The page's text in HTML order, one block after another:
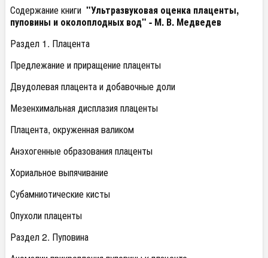
Содержание книги "Ультразвуковая оценка плаценты,
пуповины и околоплодных вод" - М. В. Медведев
Раздел 1. Плацента
Предлежание и приращение плаценты
Двудолевая плацента и добавочные доли
Мезенхимальная дисплазия плаценты
Плацента, окруженная валиком
Анэхогенные образования плаценты
Хориальное выпячивание
Субамниотические кисты
Опухоли плаценты
Раздел 2. Пуповина